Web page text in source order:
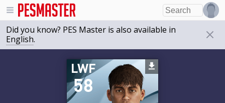
Did you know? PES Master is also available in
English.
58
LWF